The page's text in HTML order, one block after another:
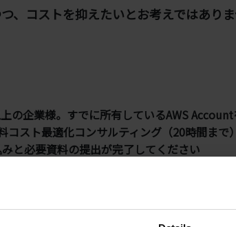
、コストを抑えたいとお考えではあり
の企業様。すでに所有しているAWS
スト最適化コンサルティング（20時間まで）
と必要資料の提出が完了してください
請求代行サービスにご移行いただいた企